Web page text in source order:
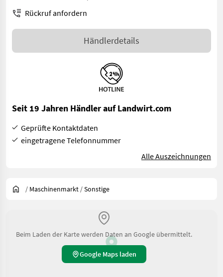
Rückruf anfordern
Händlerdetails
Seit 19 Jahren Händler auf Landwirt.com
Geprüfte Kontaktdaten
eingetragene Telefonnummer
Alle Auszeichnungen
/ Maschinenmarkt /Sonstige
Beim Laden der Karte werden Daten an Google übermittelt.
Google Maps laden